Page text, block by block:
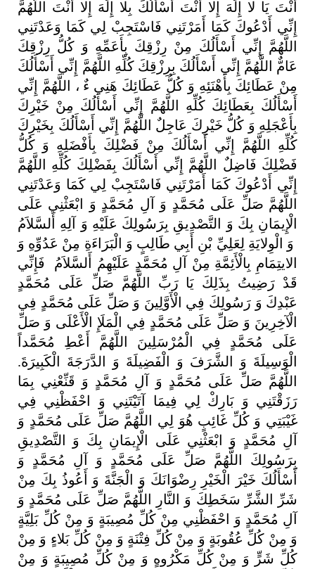
أَنْتَ يَا لا إِلَهَ إِلا أَنْتَ أَسْأَلُكَ بِلا إِلَهَ إِلا أَنْتَ
اللَّهُمَّ
إِنِّي
أَدْعُوكَ كَمَا أَمَرْتَنِي فَاسْتَجِبْ لِي كَمَا وَعَدْتَنِي
اللَّهُمَّ
إِنِّي أَسْأَلُكَ مِنْ رِزْقِكَ بِأَعَمِّهِ وَ كُلُّ رِزْقِكَ
عَامٌّ اللَّهُمَّ إِنِّي أَسْأَلُكَ بِرِزْقِكَ كُلِّهِ اللَّهُمَّ إِنِّي أَسْأَلُكَ
مِنْ عَطَائِكَ بِأَهْنَئِهِ وَ كُلُّ عَطَائِكَ هَنِي ءٌ ، اللَّهُمَّ
إِنِّي
أَسْأَلُكَ بِعَطَائِكَ كُلِّهِ اللَّهُمَّ إِنِّي أَسْأَلُكَ مِنْ خَيْرِكَ
بِأَعْجَلِهِ وَ كُلُّ خَيْرِكَ عَاجِلٌ اللَّهُمَّ إِنِّي أَسْأَلُكَ بِخَيْرِكَ
كُلِّهِ
اللَّهُمَّ إِنِّي أَسْأَلُكَ مِنْ فَضْلِكَ بِأَفْضَلِهِ وَ كُلُّ
فَضْلِكَ فَاضِلٌ اللَّهُمَّ إِنِّي أَسْأَلُكَ بِفَضْلِكَ كُلِّهِ
اللَّهُمَّ
إِنِّي
أَدْعُوكَ كَمَا أَمَرْتَنِي فَاسْتَجِبْ لِي كَمَا وَعَدْتَنِي
اللَّهُمَّ صَلِّ عَلَى مُحَمَّدٍ وَ آلِ مُحَمَّدٍ وَ ابْعَثْنِي عَلَى
الْإِيمَانِ بِكَ وَ التَّصْدِيقِ بِرَسُولِكَ عَلَيْهِ وَ آلِهِ
أَلسَّلاَمُ
وَ الْوِلايَةِ لِعَلِيِّ بْنِ أَبِي طَالِبٍ وَ الْبَرَاءَةِ مِنْ عَدُوِّهِ وَ
الايتِمَامِ بِالْأَئِمَّةِ مِنْ آلِ مُحَمَّدٍ عَلَيْهِمُ أَلسَّلاَمُ
فَإِنِّي
قَدْ رَضِيتُ بِذَلِكَ يَا رَبِّ اللَّهُمَّ صَلِّ عَلَى
مُحَمَّدٍ
عَبْدِكَ وَ رَسُولِكَ فِي الْأَوَّلِينَ وَ صَلِّ عَلَى مُحَمَّدٍ فِي
الْآخِرِينَ وَ صَلِّ عَلَى مُحَمَّدٍ فِي الْمَلَإِ الْأَعْلَى وَ صَلِّ
عَلَى
مُحَمَّدٍ فِي الْمُرْسَلِينَ اللَّهُمَّ أَعْطِ
مُحَمَّداً
الْوَسِيلَةَ وَ الشَّرَفَ وَ الْفَضِيلَةَ وَ الدَّرَجَةَ الْكَبِيرَةَ.
اللَّهُمَّ صَلِّ عَلَى مُحَمَّدٍ وَ آلِ مُحَمَّدٍ وَ قَنِّعْنِي بِمَا
رَزَقْتَنِي وَ بَارِكْ لِي فِيمَا آتَيْتَنِي وَ احْفَظْنِي فِي
غَيْبَتِي وَ كُلِّ غَائِبٍ هُوَ لِي اللَّهُمَّ صَلِّ عَلَى مُحَمَّدٍ وَ
آلِ مُحَمَّدٍ وَ ابْعَثْنِي عَلَى الْإِيمَانِ بِكَ وَ
التَّصْدِيقِ
بِرَسُولِكَ
اللَّهُمَّ صَلِّ عَلَى مُحَمَّدٍ وَ آلِ مُحَمَّدٍ وَ
أَسْأَلُكَ خَيْرَ الْخَيْرِ رِضْوَانَكَ وَ الْجَنَّةَ وَ أَعُوذُ بِكَ مِنْ
شَرِّ
الشَّرِّ سَخَطِكَ وَ النَّارِ اللَّهُمَّ صَلِّ عَلَى مُحَمَّدٍ وَ
آلِ مُحَمَّدٍ وَ احْفَظْنِي مِنْ كُلِّ مُصِيبَةٍ وَ مِنْ كُلِّ بَلِيَّةٍ
وَ مِنْ كُلِّ عُقُوبَةٍ وَ مِنْ كُلِّ فِتْنَةٍ وَ مِنْ كُلِّ بَلاءٍ وَ مِنْ
كُلِّ شَرٍّ وَ مِنْ كُلِّ مَكْرُوهٍ وَ مِنْ كُلِّ مُصِيبَةٍ وَ مِنْ